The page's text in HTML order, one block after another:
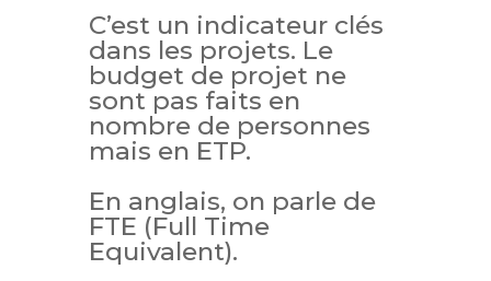
C’est un indicateur clés
dans les projets. Le
budget de projet ne
sont pas faits en
nombre de personnes
mais en ETP.
En anglais, on parle de
FTE (Full Time
Equivalent).